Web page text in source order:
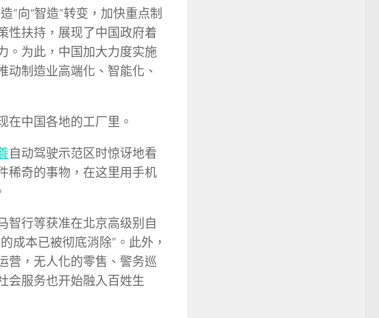
”向“智造”转变，加快重点制
性扶持，展现了中国政府着
。为此，中国加大力度实施
动制造业高端化、智能化、
在中国各地的工厂里。
自动驾驶示范区时惊讶地看
稀奇的事物，在这里用手机
智行等获准在北京高级别自
成本已被彻底消除”。此外，
营，无人化的零售、警务巡
会服务也开始融入百姓生